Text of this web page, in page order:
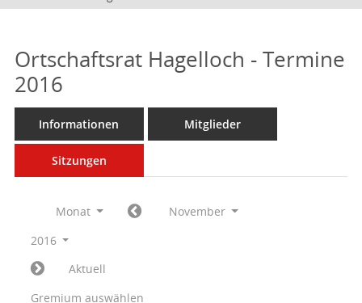
Ortschaftsrat Hagelloch - Termine
2016
Informationen Mitglieder
Sitzungen
Monat
November
2016
Aktuell
Gremium auswählen